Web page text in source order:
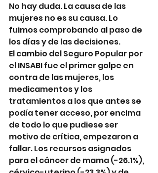
No hay duda. La causa de las
mujeres no es su causa. Lo
fuimos comprobando al paso de
los días y de las decisiones.
El cambio del Seguro Popular por
el INSABI fue el primer golpe en
contra de las mujeres, los
medicamentos y los
tratamientos a los que antes se
podía tener acceso, por encima
de todo lo que pudiese ser
motivo de crítica, empezaron a
fallar. Los recursos asignados
para el cáncer de mama (-26.1%),